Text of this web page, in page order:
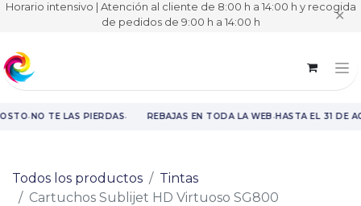
Horario intensivo | Atención al cliente de 8:00 h a 14:00 h y recogida
de pedidos de 9:00 h a 14:00 h ✕
·NO TE LAS PIERDAS· REBAJAS EN TODA LA WEB·HASTA EL 31 DE
Todos los productos
Tintas
Cartuchos Sublijet HD Virtuoso SG800